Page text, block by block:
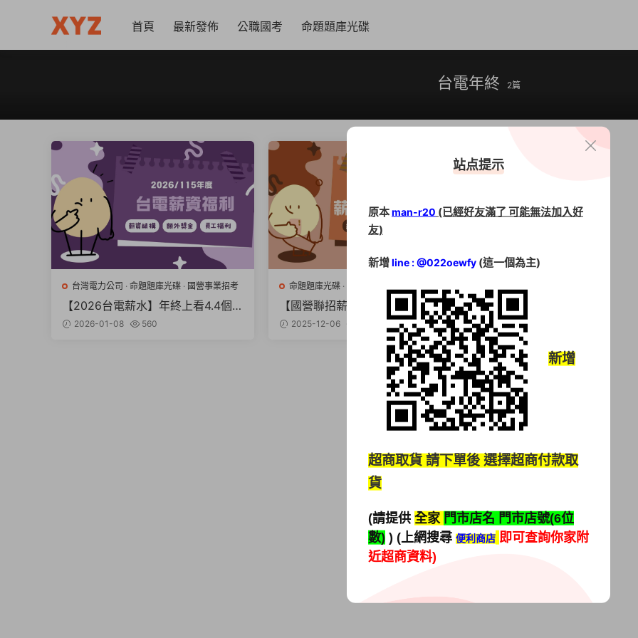
首頁 最新發佈 公職國考 命題題庫光碟
台電年終 2篇
台灣電力公司 · 命題題庫光碟 · 國營事業招考
【2026台電薪水】年終上看4.4個
月、福利薪資全攻略！
2026-01-08 560
命題題庫光碟 ·
【國營聯招薪資】起薪4.2萬UP、年
終上看4.4個月？穩定高薪不是夢
2025-12-06
站点提示
原本man-r20 (已經好友滿了 可能無法加入好
友)
新增line : @022oewfy (這一個為主)
新增
超商取貨 請下單後 選擇超商付款取
貨
(請提供 全家 門市店名 門市店號(6位
數) ) (上網搜尋 便利商店 即可查詢你家附
近超商資料)